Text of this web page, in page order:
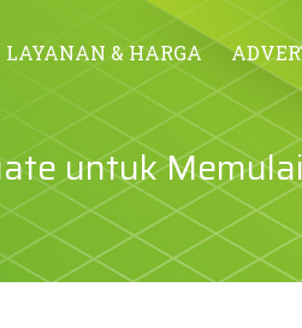
LAYANAN & HARGA
untuk